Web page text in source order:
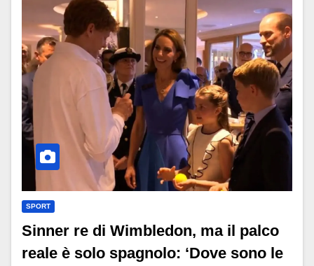
SPORT
Sinner re di Wimbledon, ma il palco
reale è solo spagnolo: ‘Dove sono le